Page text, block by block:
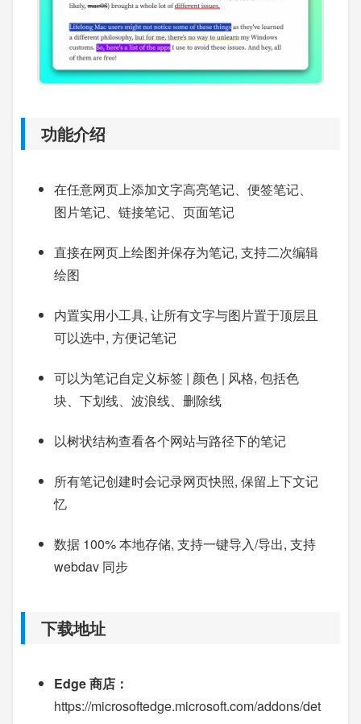
功能介绍
在任意网页上添加文字高亮笔记、便签笔记、
图片笔记、链接笔记、页面笔记
直接在网页上绘图并保存为笔记, 支持二次编辑
绘图
内置实用小工具, 让所有文字与图片置于顶层且
可以选中, 方便记笔记
可以为笔记自定义标签 | 颜色 | 风格, 包括色
块、下划线、波浪线、删除线
以树状结构查看各个网站与路径下的笔记
所有笔记创建时会记录网页快照, 保留上下文记
忆
数据 100% 本地存储, 支持一键导入/导出, 支持
webdav 同步
下载地址
Edge 商店：
https://microsoftedge.microsoft.com/addons/det